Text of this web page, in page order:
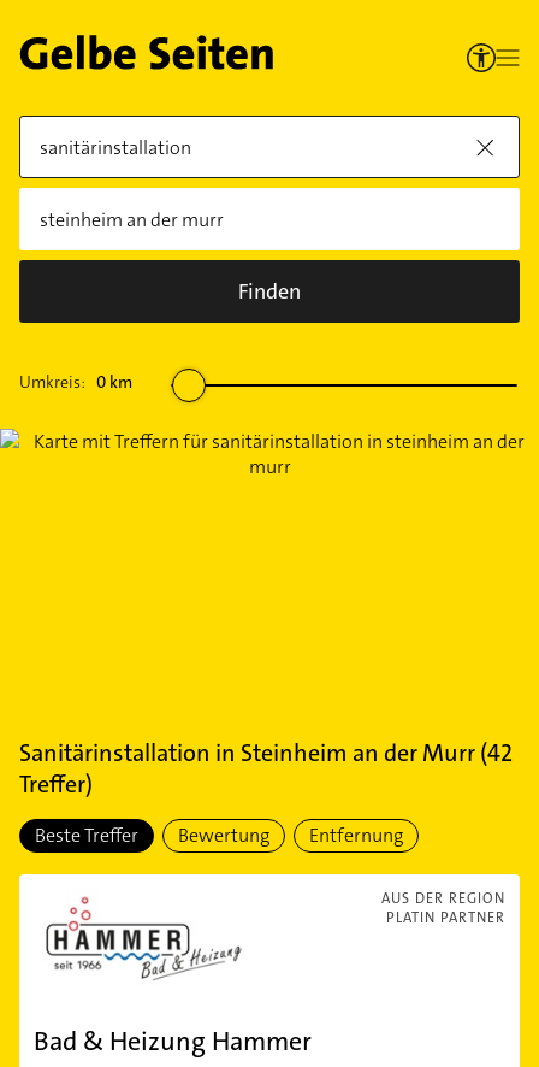
Finden
Umkreis: 0 km
Sanitärinstallation in Steinheim an der Murr(42
Treffer)
Beste Treffer Bewertung Entfernung
AUS DER REGION
PLATIN PARTNER
Bad & Heizung Hammer